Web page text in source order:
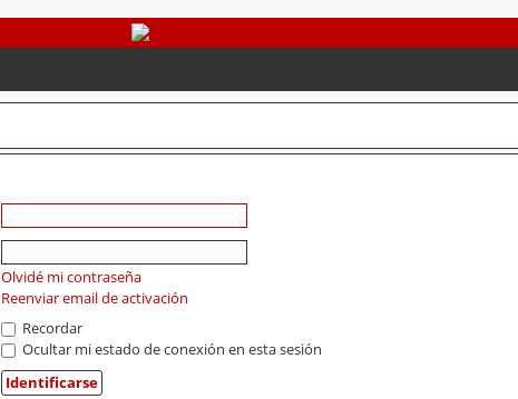
Olvidé mi contraseña
Reenviar email de activación
Recordar
Ocultar mi estado de conexión en esta sesión